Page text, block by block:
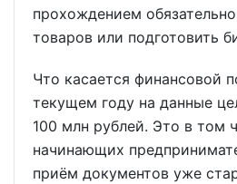
прохождением
товаров или подготовить
Что касается финансовой
текущем году на данные
100 млн рублей. Это в том
начинающих
приём документов уже